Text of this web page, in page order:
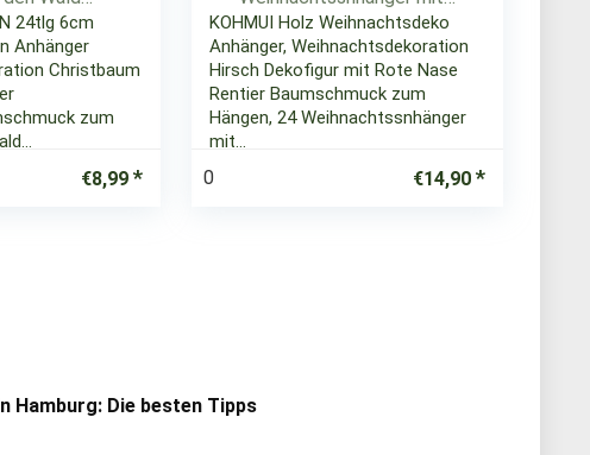
24tlg 6cm
Anhänger
Christbaum
zum
€8,99
KOHMUI Holz Weihnachtsdeko
Anhänger, Weihnachtsdekoration
Hirsch Dekofigur mit Rote Nase
Rentier Baumschmuck zum
Hängen, 24 Weihnachtssnhänger
mit…
0 €14,90
Hamburg: Die besten Tipps